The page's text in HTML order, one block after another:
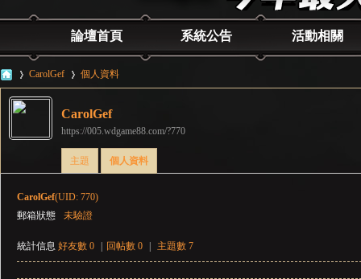
論壇首頁 系統公告 活動相關
›
CarolGef 個人資料
CarolGef
https://005.wdgame88.com/?770
主題 個人資料
CarolGef(UID: 770)
郵箱狀態
未驗證
統計信息 好友數 0 回帖數 0 主題數 7